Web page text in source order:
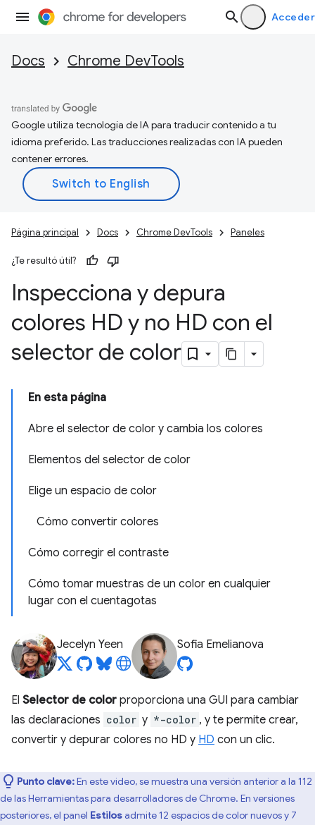
Acceder
Docs Chrome DevTools
Google utiliza tecnología de IA para traducir contenido a tu
idioma preferido. Las traducciones realizadas con IA pueden
contener errores.
Página principal Docs Chrome DevTools Paneles
¿Te resultó útil?
Inspecciona y depura
colores HD y no HD con el
selector de color
En esta página
Abre el selector de color y cambia los colores
Elementos del selector de color
Elige un espacio de color
Cómo convertir colores
Cómo corregir el contraste
Cómo tomar muestras de un color en cualquier
lugar con el cuentagotas
Jecelyn Yeen Sofia Emelianova
El Selector de color proporciona una GUI para cambiar
las declaraciones color y *-color , y te permite crear,
convertir y depurar colores no HD y HD con un clic.
Punto clave:En este video, se muestra una versión anterior a la 112
de las Herramientas para desarrolladores de Chrome. En versiones
posteriores, el panel Estilosadmite 12 espacios de color nuevos y 7